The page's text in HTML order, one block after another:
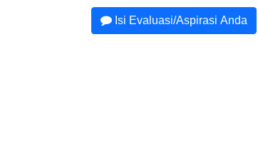
Isi Evaluasi/Aspirasi Anda